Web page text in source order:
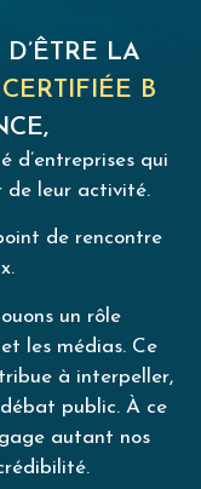
LA
B
d’entreprises qui
de leur activité.
de rencontre
un rôle
les médias. Ce
à interpeller,
public. À ce
autant nos